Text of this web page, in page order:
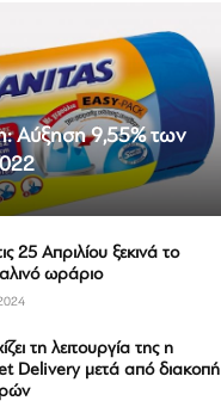
Αύξηση 9,55% των
25 Απριλίου ξεκινά το
ωράριο
τη λειτουργία της η
Delivery μετά από διακοπή